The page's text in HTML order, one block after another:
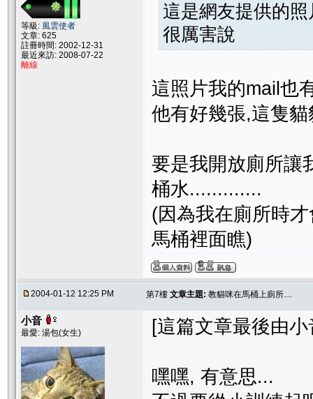
等級: 風雲使者
文章: 625
註冊時間: 2002-12-31
最近來訪: 2008-07-22
離線
這是網友提供的照
很厲害說
這照片我的mail也
他有好幾張,這隻
要是我開放廁所讓
桶水.............
(因為我在廁所時
馬桶裡面瞧)
2004-01-12 12:25 PM 第7樓 文章主題: 教貓咪在馬桶上廁所....
小音
最愛: 湯包(女生) [這篇文章最後由
嘿嘿, 有意思...